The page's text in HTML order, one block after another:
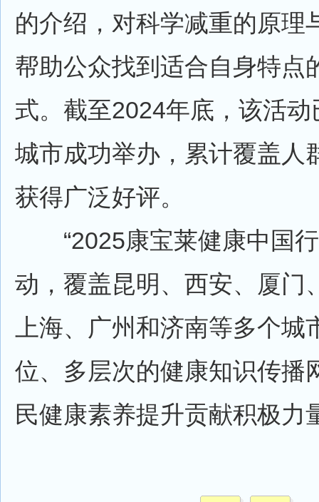
的介绍，对科学减重的原理
帮助公众找到适合自身特点
式。截至2024年底，该活
城市成功举办，累计覆盖人
获得广泛好评。
“2025康宝莱健康中国行
动，覆盖昆明、西安、厦门
上海、广州和济南等多个城
位、多层次的健康知识传播
民健康素养提升贡献积极力